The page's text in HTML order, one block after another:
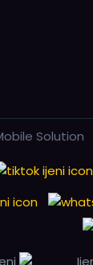
Solution